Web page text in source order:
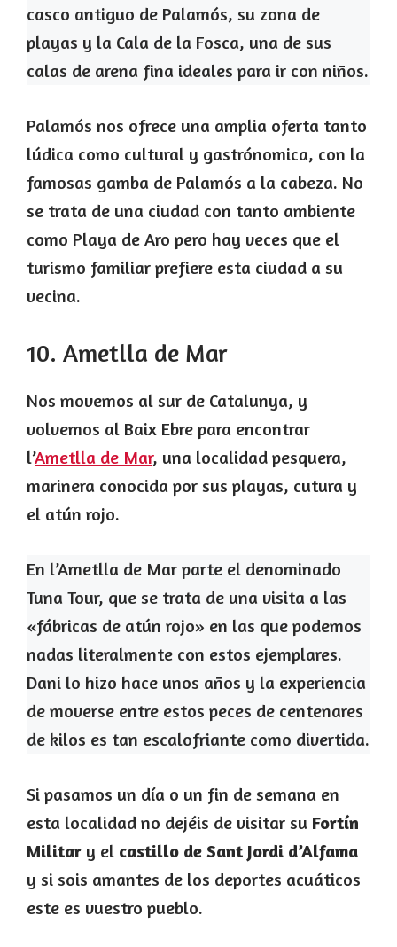
casco antiguo de Palamós, su zona de
playas y la Cala de la Fosca, una de sus
calas de arena fina ideales para ir con niños.
Palamós nos ofrece una amplia oferta tanto
lúdica como cultural y gastrónomica, con la
famosas gamba de Palamós a la cabeza. No
se trata de una ciudad con tanto ambiente
como Playa de Aro pero hay veces que el
turismo familiar prefiere esta ciudad a su
vecina.
10. Ametlla de Mar
Nos movemos al sur de Catalunya, y
volvemos al Baix Ebre para encontrar
l’Ametlla de Mar, una localidad pesquera,
marinera conocida por sus playas, cutura y
el atún rojo.
En l’Ametlla de Mar parte el denominado
Tuna Tour, que se trata de una visita a las
«fábricas de atún rojo» en las que podemos
nadas literalmente con estos ejemplares.
Dani lo hizo hace unos años y la experiencia
de moverse entre estos peces de centenares
de kilos es tan escalofriante como divertida.
Si pasamos un día o un fin de semana en
esta localidad no dejéis de visitar su Fortín
Militar y el castillo de Sant Jordi d’Alfama
y si sois amantes de los deportes acuáticos
este es vuestro pueblo.